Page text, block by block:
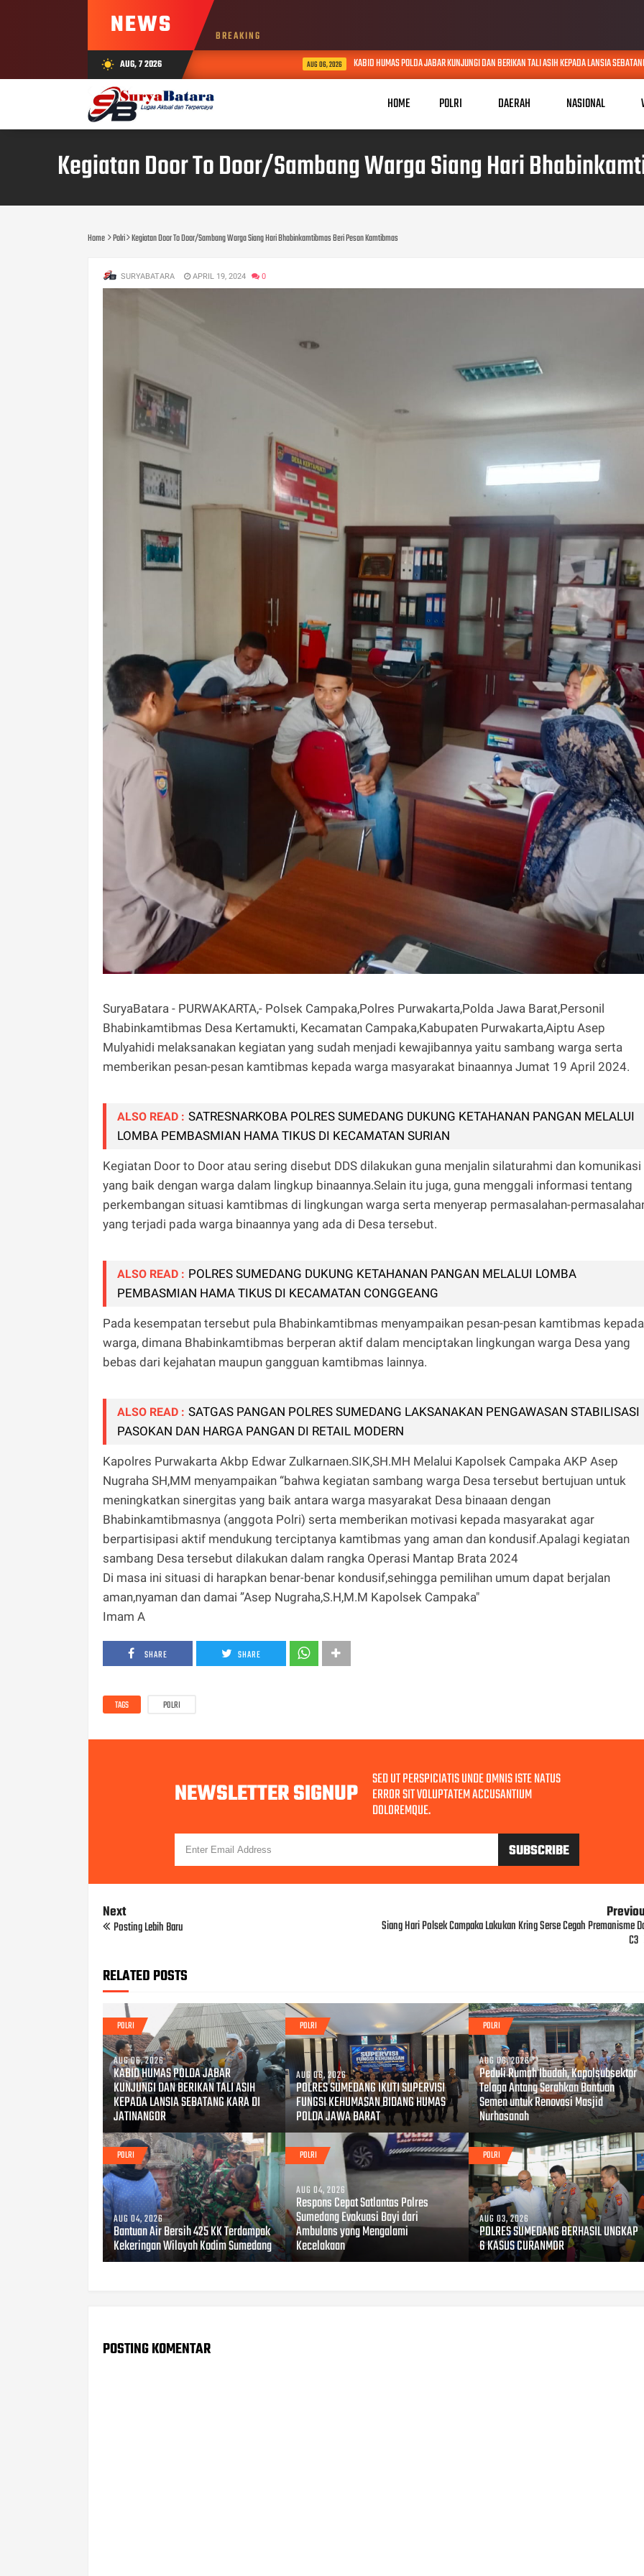
NEWS BREAKING
wb_sunny AUG, 7 2026 AUG 06, 2026 KABID HUMAS POLDA JABAR KUNJUNGI DAN BERIKAN TALI ASIH KEPADA LANSIA SEBATANG KARA DI
HOME POLRI DAERAH NASIONAL
Kegiatan Door To Door/Sambang Warga Siang Hari
Home Polri Kegiatan Door To Door/Sambang Warga Siang Hari Bhabinkamtibmas Beri Pesan Kamtibmas
SURYABATARA APRIL 19, 2024 0
SuryaBatara - PURWAKARTA,- Polsek Campaka,Polres Purwakarta,Polda Jawa Barat,Personil
Bhabinkamtibmas Desa Kertamukti, Kecamatan Campaka,Kabupaten Purwakarta,Aiptu Asep
Mulyahidi melaksanakan kegiatan yang sudah menjadi kewajibannya yaitu sambang warga serta
memberikan pesan-pesan kamtibmas kepada warga masyarakat binaannya Jumat 19 April 2024.
ALSO READ : SATRESNARKOBA POLRES SUMEDANG DUKUNG KETAHANAN PANGAN MELALUI
LOMBA PEMBASMIAN HAMA TIKUS DI KECAMATAN SURIAN
Kegiatan Door to Door atau sering disebut DDS dilakukan guna menjalin silaturahmi dan komunikasi
yang baik dengan warga dalam lingkup binaannya.Selain itu juga, guna menggali informasi tentang
perkembangan situasi kamtibmas di lingkungan warga serta menyerap permasalahan-
yang terjadi pada warga binaannya yang ada di Desa tersebut.
ALSO READ : POLRES SUMEDANG DUKUNG KETAHANAN PANGAN MELALUI LOMBA
PEMBASMIAN HAMA TIKUS DI KECAMATAN CONGGEANG
Pada kesempatan tersebut pula Bhabinkamtibmas menyampaikan pesan-pesan kamtibmas kepada
warga, dimana Bhabinkamtibmas berperan aktif dalam menciptakan lingkungan warga Desa yang
bebas dari kejahatan maupun gangguan kamtibmas lainnya.
ALSO READ : SATGAS PANGAN POLRES SUMEDANG LAKSANAKAN PENGAWASAN STABILISASI
PASOKAN DAN HARGA PANGAN DI RETAIL MODERN
Kapolres Purwakarta Akbp Edwar Zulkarnaen.SIK,SH.MH Melalui Kapolsek Campaka AKP Asep
Nugraha SH,MM menyampaikan “bahwa kegiatan sambang warga Desa tersebut bertujuan untuk
meningkatkan sinergitas yang baik antara warga masyarakat Desa binaaan dengan
Bhabinkamtibmasnya (anggota Polri) serta memberikan motivasi kepada masyarakat agar
berpartisipasi aktif mendukung terciptanya kamtibmas yang aman dan kondusif.Apalagi kegiatan
sambang Desa tersebut dilakukan dalam rangka Operasi Mantap Brata 2024
Di masa ini situasi di harapkan benar-benar kondusif,sehingga pemilihan umum dapat berjalan
aman,nyaman dan damai ”Asep Nugraha,S.H,M.M Kapolsek Campaka"
Imam A
SHARE SHARE
TAGS POLRI
NEWSLETTER SIGNUP SED UT PERSPICIATIS UNDE OMNIS ISTE NATUS
ERROR SIT VOLUPTATEM ACCUSANTIUM
DOLOREMQUE.
Next
Posting Lebih Baru Siang Hari Polsek Campaka Lakukan Kring Serse Cegah Premanisme
C3
RELATED POSTS
POLRI
AUG 06, 2026
KABID HUMAS POLDA JABAR
KUNJUNGI DAN BERIKAN TALI ASIH
KEPADA LANSIA SEBATANG KARA DI
JATINANGOR
POLRI
AUG 06, 2026
POLRES SUMEDANG IKUTI SUPERVISI
FUNGSI KEHUMASAN BIDANG HUMAS
POLDA JAWA BARAT
POLRI
AUG 06, 2026
Peduli Rumah Ibadah, Kapolsubsektor
Telaga Antang Serahkan Bantuan
Semen untuk Renovasi Masjid
Nurhasanah
POLRI
AUG 04, 2026
Bantuan Air Bersih 425 KK Terdampak
Kekeringan Wilayah Kodim Sumedang
POLRI
AUG 04, 2026
Respons Cepat Satlantas Polres
Sumedang Evakuasi Bayi dari
Ambulans yang Mengalami
Kecelakaan
POLRI
AUG 03, 2026
POLRES SUMEDANG BERHASIL UNGKAP
6 KASUS CURANMOR
POSTING KOMENTAR